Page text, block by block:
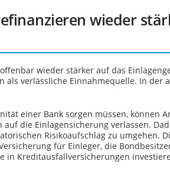
wieder
wieder stärker auf das
als verlässliche Einnahmequelle. In der
einer Bank sorgen müssen, können
die Einlagensicherung verlassen.
Risikoaufschlag zu umgehen.
für Einleger, die
in Kreditausfallversicherungen